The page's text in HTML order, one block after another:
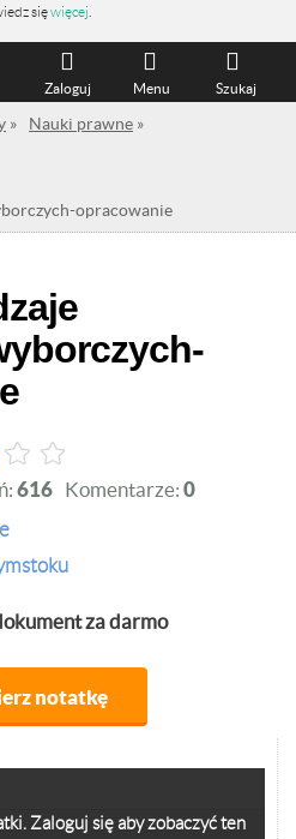
sięwięcej
Szukaj
Menu
Zaloguj
» Nauki prawne »
opracowanie
616 Komentarze: 0
za darmo
notatkę
Zaloguj się aby zobaczyć ten